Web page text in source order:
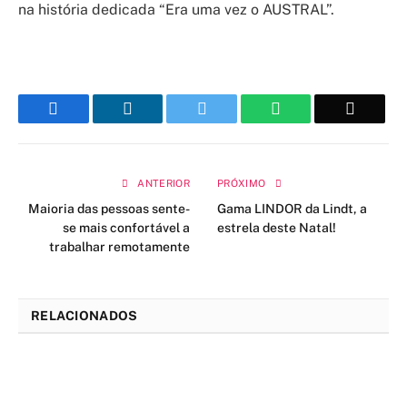
na história dedicada “Era uma vez o AUSTRAL”.
WhatsApp
ANTERIOR
Maioria das pessoas sente-
se mais confortável a
trabalhar remotamente
PRÓXIMO
Gama LINDOR da Lindt, a
estrela deste Natal!
RELACIONADOS